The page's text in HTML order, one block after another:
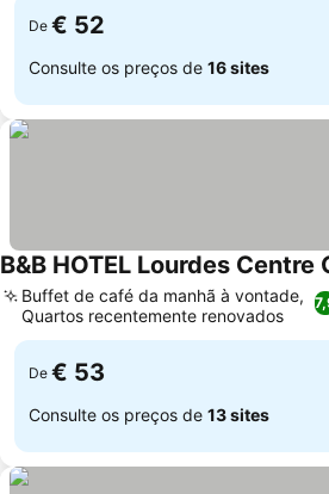
De € 52
Consulte os preços de 16 sites
B&B HOTEL Lourdes Centre
Buffet de café da manhã à vontade,
Quartos recentemente renovados
De € 53
Consulte os preços de 13 sites